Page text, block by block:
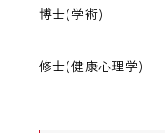
博士(学術)
修士(健康心理学)